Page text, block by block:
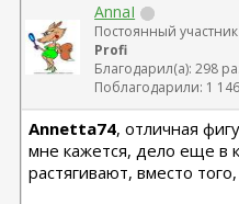
AnnaI
Постоянный участник
Profi
Благодарил(а): 298
Поблагодарили: 1
Annetta74, отличная
мне кажется, дело еще в
растягивают, вместо